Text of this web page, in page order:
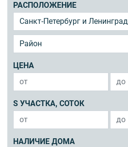
РАСПОЛОЖЕНИЕ
ЦЕНА
S УЧАСТКА, СОТОК
НАЛИЧИЕ ДОМА